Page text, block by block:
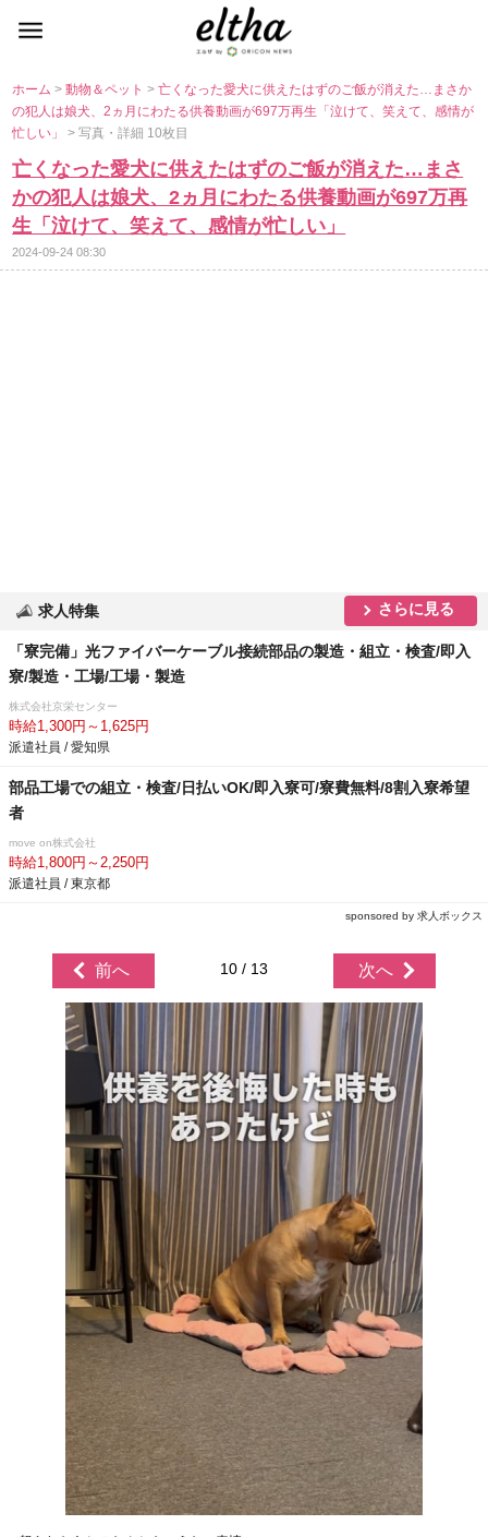
ホーム>動物＆ペット>亡くなった愛犬に供えたはずのご飯が消えた…まさか
の犯人は娘犬、2ヵ月にわたる供養動画が697万再生「泣けて、笑えて、感情が
忙しい」> 写真・詳細 10枚目
亡くなった愛犬に供えたはずのご飯が消えた…まさ
かの犯人は娘犬、2ヵ月にわたる供養動画が697万再
生「泣けて、笑えて、感情が忙しい」
2024-09-24 08:30
求人特集 さらに見る
「寮完備」光ファイバーケーブル接続部品の製造・組立・検査/即入
寮/製造・工場/工場・製造
株式会社京栄センター
時給1,300円～1,625円
派遣社員 / 愛知県
部品工場での組立・検査/日払いOK/即入寮可/寮費無料/8割入寮希望
者
move on株式会社
時給1,800円～2,250円
派遣社員 / 東京都
sponsored by 求人ボックス
前へ 10 / 13 次へ